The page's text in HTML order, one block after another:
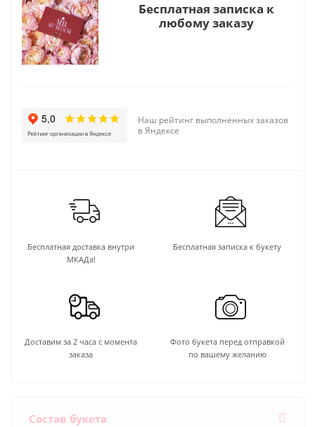
Бесплатная записка к
любому заказу
Наш рейтинг выполненных заказов
в Яндексе
Бесплатная доставка внутри
МКАДа!
Бесплатная записка к букету
Доставим за 2 часа с момента
заказа
Фото букета перед отправкой
по вашему желанию
Состав букета